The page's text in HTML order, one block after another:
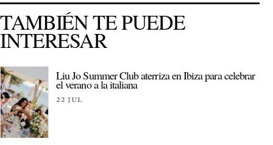
TAMBIÉN TE PUEDE
INTERESAR
Liu Jo Summer Club aterriza en Ibiza para celebrar
el verano a la italiana
22 JUL